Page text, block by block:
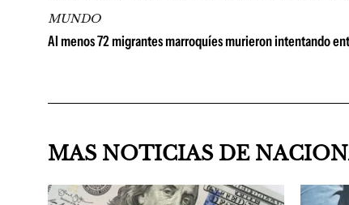
MUNDO
Al menos 72 migrantes marroquíes murieron intentando
MAS NOTICIAS DE